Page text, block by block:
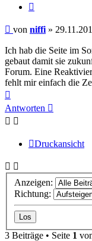
Beitrag
von niffi »
Ich hab die Seite im
gebaut damit sie
Forum. Eine
fehlt mir einfach die
oben
Antworten
Druckansicht
Anzeigen:
Richtung:
3 Beiträge • Seite 1